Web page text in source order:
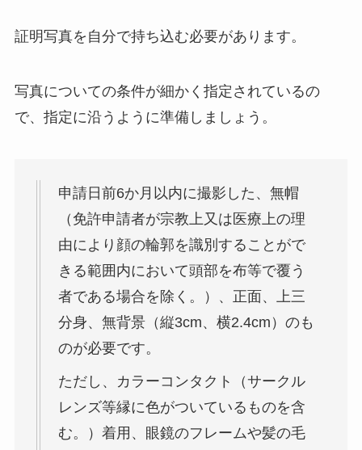
証明写真を自分で持ち込む必要があります。
写真についての条件が細かく指定されているの
で、指定に沿うように準備しましょう。
申請日前6か月以内に撮影した、無帽
（免許申請者が宗教上又は医療上の理
由により顔の輪郭を識別することがで
きる範囲内において頭部を布等で覆う
者である場合を除く。）、正面、上三
分身、無背景（縦3cm、横2.4cm）のも
のが必要です。
ただし、カラーコンタクト（サークル
レンズ等縁に色がついているものを含
む。）着用、眼鏡のフレームや髪の毛